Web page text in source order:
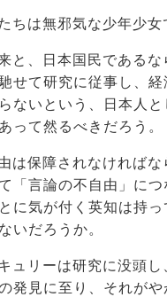
ちは無邪気な少年少女
と、日本国民である
せて研究に従事し、
ないという、日本人と
って然るべきだろう。
は保障されなければな
「言論の不自由」につ
に気が付く英知は持
いだろうか。
ュリーは研究に没頭
発見に至り、それが